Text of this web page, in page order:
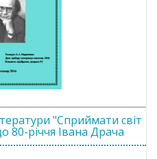
"Сприймати світ
80-річчя Івана Драча